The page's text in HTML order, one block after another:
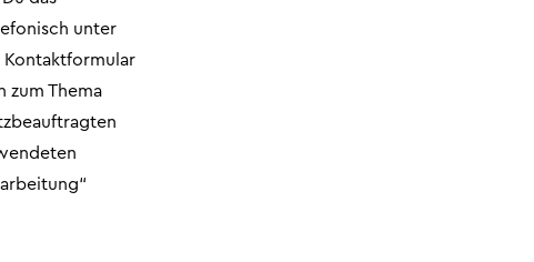
unter
zum Thema